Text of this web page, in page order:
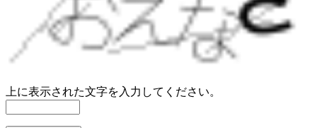
上に表示された文字を入力してください。